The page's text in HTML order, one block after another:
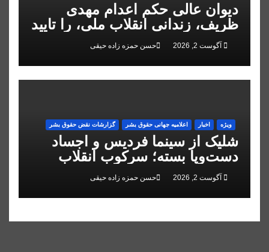
دیوان عالی حکم اعدام مهدی
ظریف، زندانی انقلاب ملی، را تایید
کردآگوست 2, 2026 حسن حمزه زاده حیقی
ویژه اخبار اعلاميه جهانی حقوق بشر گزارشات نقض حقوق بشر
شلیک از سینما فردیس و اجساد
دست‌وپا بسته؛ سرکوب انقلاب
ملی در البرز
آگوست 2, 2026 حسن حمزه زاده حیقی